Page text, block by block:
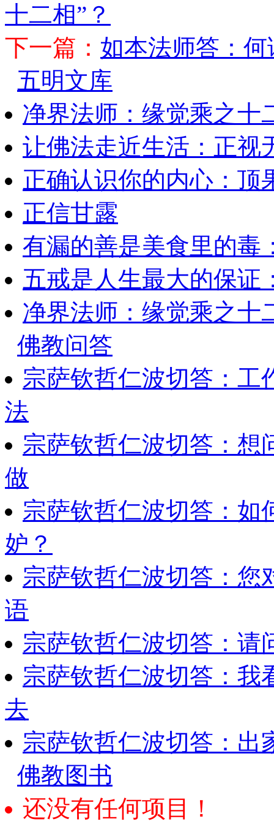
十二相”？
下一篇： 如本法师答：
五明文库
净界法师：缘觉乘之
让佛法走近生活：正视
正确认识你的内心：顶
正信甘露
有漏的善是美食里的毒
五戒是人生最大的保证
净界法师：缘觉乘之
佛教问答
宗萨钦哲仁波切答：工
法
宗萨钦哲仁波切答：想
做
宗萨钦哲仁波切答：如
妒？
宗萨钦哲仁波切答：您
语
宗萨钦哲仁波切答：请
宗萨钦哲仁波切答：我
去
宗萨钦哲仁波切答：出
佛教图书
还没有任何项目！